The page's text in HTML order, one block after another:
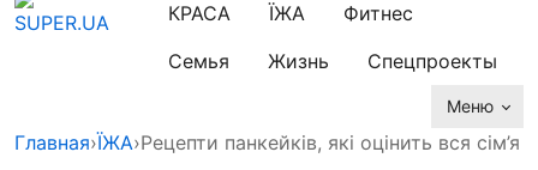
КРАСА ЇЖА
Фитнес
Семья
Жизнь Спецпроекты
Меню
Главная›ЇЖА›Рецепти панкейків, які оцінить вся сім’я